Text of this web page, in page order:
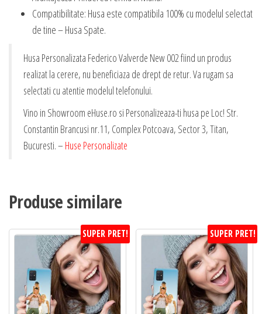
Compatibilitate: Husa este compatibila 100% cu modelul selectat
de tine – Husa Spate.
Husa Personalizata Federico Valverde New 002 fiind un produs
realizat la cerere, nu beneficiaza de drept de retur. Va rugam sa
selectati cu atentie modelul telefonului.
Vino in Showroom eHuse.ro si Personalizeaza-ti husa pe Loc! Str.
Constantin Brancusi nr.11, Complex Potcoava, Sector 3, Titan,
Bucuresti. – Huse Personalizate
Produse similare
SUPER PRET! SUPER PRET!